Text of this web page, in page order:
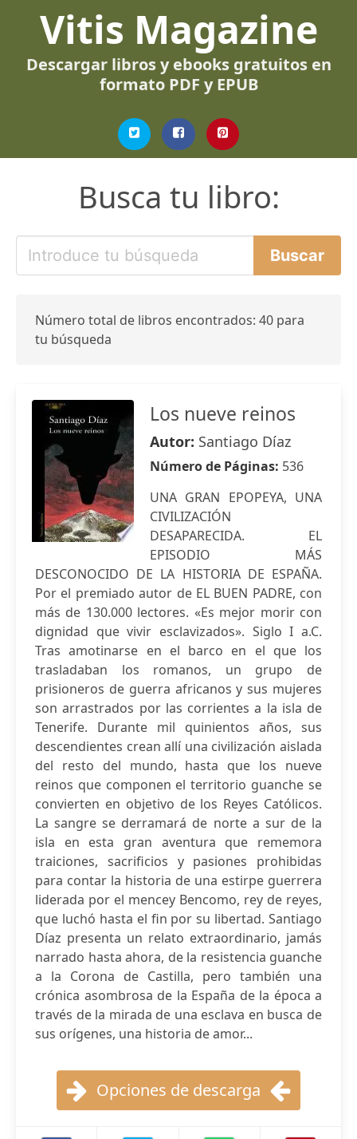
Vitis Magazine
Descargar libros y ebooks gratuitos en
formato PDF y EPUB
Busca tu libro:
Número total de libros encontrados: 40 para
tu búsqueda
Los nueve reinos
Autor: Santiago Díaz
Número de Páginas: 536
UNA GRAN EPOPEYA, UNA
CIVILIZACIÓN
DESAPARECIDA. EL
EPISODIO MÁS
DESCONOCIDO DE LA HISTORIA DE ESPAÑA.
Por el premiado autor de EL BUEN PADRE, con
más de 130.000 lectores. «Es mejor morir con
dignidad que vivir esclavizados». Siglo I a.C.
Tras amotinarse en el barco en el que los
trasladaban los romanos, un grupo de
prisioneros de guerra africanos y sus mujeres
son arrastrados por las corrientes a la isla de
Tenerife. Durante mil quinientos años, sus
descendientes crean allí una civilización aislada
del resto del mundo, hasta que los nueve
reinos que componen el territorio guanche se
convierten en objetivo de los Reyes Católicos.
La sangre se derramará de norte a sur de la
isla en esta gran aventura que rememora
traiciones, sacrificios y pasiones prohibidas
para contar la historia de una estirpe guerrera
liderada por el mencey Bencomo, rey de reyes,
que luchó hasta el fin por su libertad. Santiago
Díaz presenta un relato extraordinario, jamás
narrado hasta ahora, de la resistencia guanche
a la Corona de Castilla, pero también una
crónica asombrosa de la España de la época a
través de la mirada de una esclava en busca de
sus orígenes, una historia de amor...
Opciones de descarga